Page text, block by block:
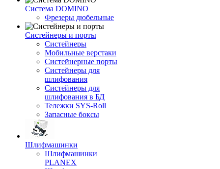
Система DOMINO
Фрезеры дюбельные
Систейнеры и порты
Систейнеры
Мобильные верстаки
Систейнерные порты
Систейнеры для
шлифования
Систейнеры для
шлифования в БД
Тележки SYS-Roll
Запасные боксы
Шлифмашинки
Шлифмашинки
PLANEX